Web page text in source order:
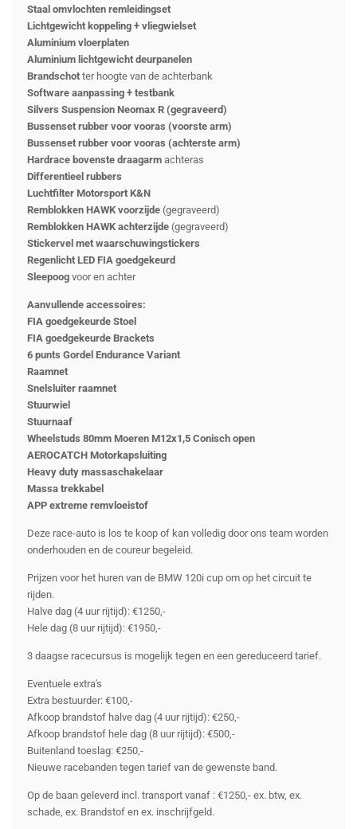
Staal omvlochten remleidingset
Lichtgewicht koppeling + vliegwielset
Aluminium vloerplaten
Aluminium lichtgewicht deurpanelen
Brandschot ter hoogte van de achterbank
Software aanpassing + testbank
Silvers Suspension Neomax R (gegraveerd)
Bussenset rubber voor vooras (voorste arm)
Bussenset rubber voor vooras (achterste arm)
Hardrace bovenste draagarm achteras
Differentieel rubbers
Luchtfilter Motorsport K&N
Remblokken HAWK voorzijde (gegraveerd)
Remblokken HAWK achterzijde (gegraveerd)
Stickervel met waarschuwingstickers
Regenlicht LED FIA goedgekeurd
Sleepoog voor en achter
Aanvullende accessoires:
FIA goedgekeurde Stoel
FIA goedgekeurde Brackets
6 punts Gordel Endurance Variant
Raamnet
Snelsluiter raamnet
Stuurwiel
Stuurnaaf
Wheelstuds 80mm Moeren M12x1,5 Conisch open
AEROCATCH Motorkapsluiting
Heavy duty massaschakelaar
Massa trekkabel
APP extreme remvloeistof
Deze race-auto is los te koop of kan volledig door ons team worden
onderhouden en de coureur begeleid.
Prijzen voor het huren van de BMW 120i cup om op het circuit te
rijden.
Halve dag (4 uur rijtijd): €1250,-
Hele dag (8 uur rijtijd): €1950,-
3 daagse racecursus is mogelijk tegen en een gereduceerd tarief.
Eventuele extra's
Extra bestuurder: €100,-
Afkoop brandstof halve dag (4 uur rijtijd): €250,-
Afkoop brandstof hele dag (8 uur rijtijd): €500,-
Buitenland toeslag: €250,-
Nieuwe racebanden tegen tarief van de gewenste band.
Op de baan geleverd incl. transport vanaf : €1250,- ex. btw, ex.
schade, ex. Brandstof en ex. inschrijfgeld.